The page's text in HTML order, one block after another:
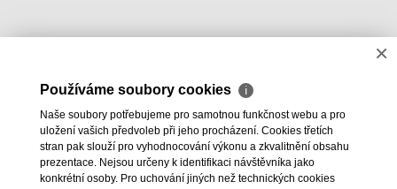
×
Používáme soubory cookies ℹ
Naše soubory potřebujeme pro samotnou funkčnost webu a pro
uložení vašich předvoleb při jeho procházení. Cookies třetích
stran pak slouží pro vyhodnocování výkonu a zkvalitnění obsahu
prezentace. Nejsou určeny k identifikaci návštěvníka jako
konkrétní osoby. Pro uchování jiných než technických cookies